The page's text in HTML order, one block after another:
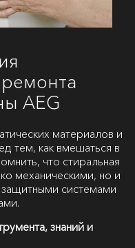
AEG
материалов и
тем, как вмешаться в
что стиральная
механическими, но и
системами
знаний и